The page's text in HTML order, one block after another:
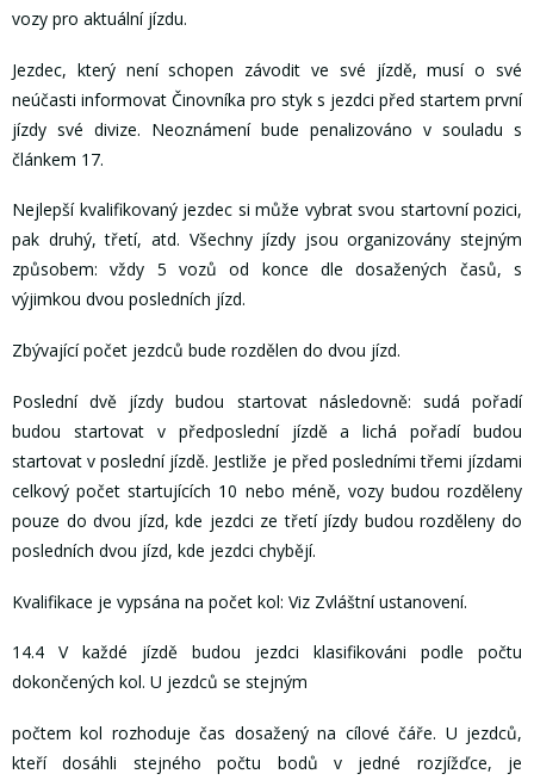
vozy pro aktuální jízdu.
Jezdec, který není schopen závodit ve své jízdě, musí o své
neúčasti informovat Činovníka pro styk s jezdci před startem první
jízdy své divize. Neoznámení bude penalizováno v souladu s
článkem 17.
Nejlepší kvalifikovaný jezdec si může vybrat svou startovní pozici,
pak druhý, třetí, atd. Všechny jízdy jsou organizovány stejným
způsobem: vždy 5 vozů od konce dle dosažených časů, s
výjimkou dvou posledních jízd.
Zbývající počet jezdců bude rozdělen do dvou jízd.
Poslední dvě jízdy budou startovat následovně: sudá pořadí
budou startovat v předposlední jízdě a lichá pořadí budou
startovat v poslední jízdě. Jestliže je před posledními třemi jízdami
celkový počet startujících 10 nebo méně, vozy budou rozděleny
pouze do dvou jízd, kde jezdci ze třetí jízdy budou rozděleny do
posledních dvou jízd, kde jezdci chybějí.
Kvalifikace je vypsána na počet kol: Viz Zvláštní ustanovení.
14.4 V každé jízdě budou jezdci klasifikováni podle počtu
dokončených kol. U jezdců se stejným
počtem kol rozhoduje čas dosažený na cílové čáře. U jezdců,
kteří dosáhli stejného počtu bodů v jedné rozjížďce, je